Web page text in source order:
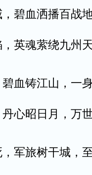
碧血洒播百战
英魂萦绕九州
血铸江山，一
心昭日月，万
军旅树干城，